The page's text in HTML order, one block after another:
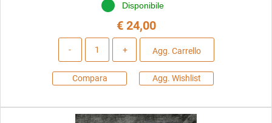
Disponibile
€ 24,00
Agg. Carrello
Compara Agg. Wishlist